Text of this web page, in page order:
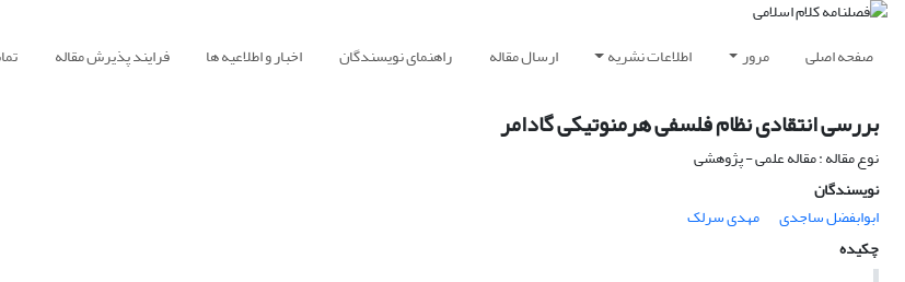
صفحه اصلی مرور اطلاعات نشریه ارسال مقاله راهنمای نویسندگان اخبار و اطلاعیه ها فرایند پذیرش مقاله
بررسی انتقادی نظام فلسفی هرمنوتیکی گادامر
نوع مقاله : مقاله علمی - پژوهشی
نویسندگان
ابوابفضل ساجدی
مهدی سرلک
چکیده